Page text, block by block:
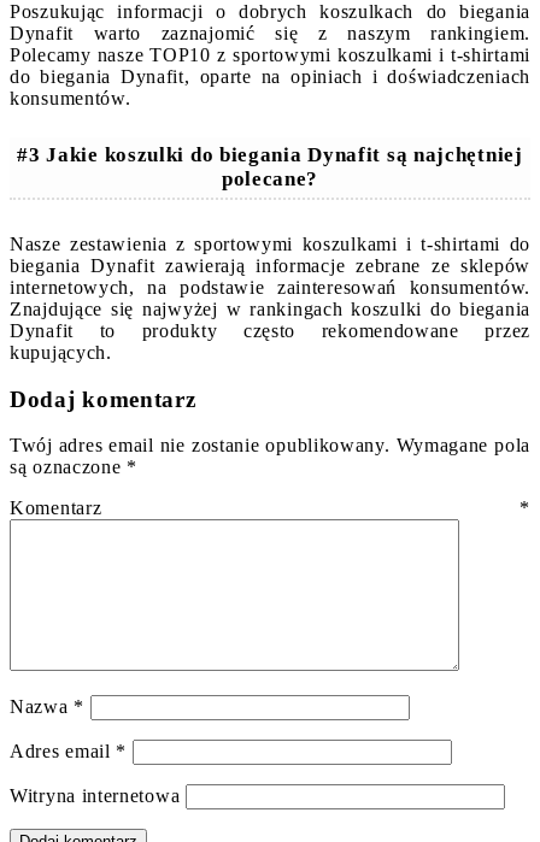
Poszukując informacji o dobrych koszulkach do biegania
Dynafit warto zaznajomić się z naszym rankingiem.
Polecamy nasze TOP10 z sportowymi koszulkami i t-shirtami
do biegania Dynafit, oparte na opiniach i doświadczeniach
konsumentów.
#3 Jakie koszulki do biegania Dynafit są najchętniej
polecane?
Nasze zestawienia z sportowymi koszulkami i t-shirtami do
biegania Dynafit zawierają informacje zebrane ze sklepów
internetowych, na podstawie zainteresowań konsumentów.
Znajdujące się najwyżej w rankingach koszulki do biegania
Dynafit to produkty często rekomendowane przez
kupujących.
Dodaj komentarz
Twój adres email nie zostanie opublikowany. Wymagane pola
są oznaczone *
Komentarz *
Nazwa *
Adres email *
Witryna internetowa